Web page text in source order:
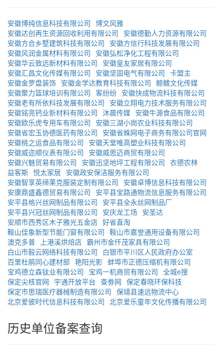
安徽博纯信息科技有限公司 博文风雅
安徽达创再生资源回收利用有限公司 安徽德勤人力资源有限公司
安徽方合乡墅建筑科技有限公司 安徽方信行科技发展有限公司
安徽风润金属材料有限公司 安徽弘松净化工程有限公司
安徽华云致远新材料有限公司 安徽皇友家居有限公司
安徽汇昌文化传媒有限公司 安徽坚固电气有限公司 卡盟主
安徽金罗盘装饰 安徽金学达教育科技有限公司 鲸鳍文化传媒
安徽聚力篮球培训有限公司 客纷纷 安徽快成物流科技有限公司
安徽老有所依科技发展有限公司 安徽立翔电力技术服务有限公司
安徽铭亮钙业新材料有限公司 沐晨传媒 安徽牛源食品有限公司
安徽欧乐虎专用车有限公司 安徽三湖小岗农业科技有限公司
安徽省宏玉协德医药有限公司 安徽省蛛网电子商务有限公司官网
安徽桃之运食品有限公司 安徽天堂唯高塑业科技有限公司
安徽威迩顺仪表有限公司 安徽威思迈商贸有限公司
安徽兴魅贸易有限公司 安徽迅坚地坪工程有限公司 衣德农林
益客斯 悦太家居 安徽政安保洁服务有限公司
安徽智享英缔莱克服装定制有限公司 安徽卓博信息科技有限公司
安康鼎盛鑫德贸易有限公司 安平县宝路通物流信息服务有限公司
安平县格兴丝网制品有限公司 安平县全永丝网制品厂
安平县兴冠丝网制品有限公司 安庆龙工场 安圣达
安顺市西秀区木子雅光五金店 好省直淘
鞍山佳象新型节能门窗有限公司 鞍山市嘉誉通用设备有限公司
澳克多普
上港溪烘焙店 霸州市金仟茂家具有限公司
白山市毅云网络科技有限公司
白银市平川区人民政府办公室
百里杜鹃同心建材部 艳阳光影 蚌埠市正德压缩机有限公司
宝鸡德立森钛业有限公司 宝鸡一机商贸有限公司 全城e搜
保定尖核官网 宇通开放平台 查劵网 保定春晓环保科技
保定市思瑞医疗器械制造有限公司 保靖县速远物流中心
北京爱彼时代信息科技有限公司 北京爱乐童年文化传播有限公司
历史单位备案查询